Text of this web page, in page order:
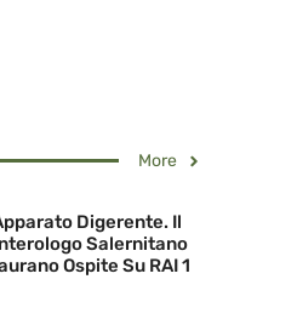
More
Digerente. Il
Salernitano
Ospite Su RAI 1